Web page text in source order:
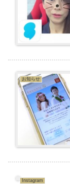
お知らせ
Instagram